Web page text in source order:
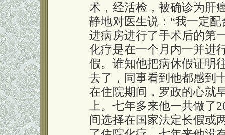
术，经活检，被确诊为肝
静地对医生说：“我一定
进病房进行了手术后的第
化疗是在一个月内一并进
假。谁知他把病休假证明
去了，同事看到他都感到
在住院期间，罗政的心就
上。七年多来他一共做了
间选择在国家法定长假或